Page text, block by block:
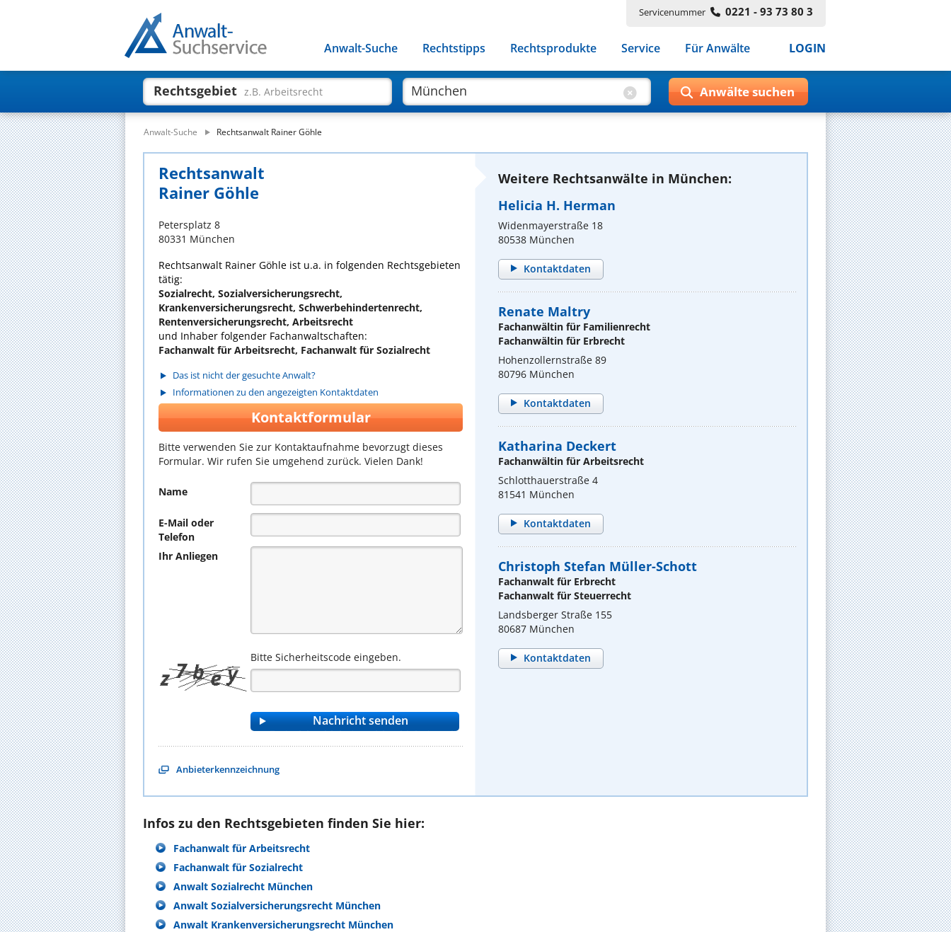
Servicenummer 0221 - 93 73 80 3
Anwalt-Suche Rechtstipps Rechtsprodukte Service Für Anwälte LOGIN
Rechtsgebiet z.B. Arbeitsrecht
Anwalt-Suche Rechtsanwalt Rainer Göhle
Rechtsanwalt
Rainer Göhle
Petersplatz 8
80331 München
Rechtsanwalt Rainer Göhle ist u.a. in folgenden Rechtsgebieten
tätig:
Sozialrecht, Sozialversicherungsrecht,
Krankenversicherungsrecht, Schwerbehindertenrecht,
Rentenversicherungsrecht, Arbeitsrecht
und Inhaber folgender Fachanwaltschaften:
Fachanwalt für Arbeitsrecht, Fachanwalt für Sozialrecht
Das ist nicht der gesuchte Anwalt?
Informationen zu den angezeigten Kontaktdaten
Kontaktformular
Bitte verwenden Sie zur Kontaktaufnahme bevorzugt dieses
Formular. Wir rufen Sie umgehend zurück. Vielen Dank!
Name
E-Mail oder
Telefon
Ihr Anliegen
Bitte Sicherheitscode eingeben.
Anbieterkennzeichnung
Weitere Rechtsanwälte in München:
Helicia H. Herman
Widenmayerstraße 18
80538 München
Kontaktdaten
Renate Maltry
Fachanwältin für Familienrecht
Fachanwältin für Erbrecht
Hohenzollernstraße 89
80796 München
Kontaktdaten
Katharina Deckert
Fachanwältin für Arbeitsrecht
Schlotthauerstraße 4
81541 München
Kontaktdaten
Christoph Stefan Müller-Schott
Fachanwalt für Erbrecht
Fachanwalt für Steuerrecht
Landsberger Straße 155
80687 München
Kontaktdaten
Infos zu den Rechtsgebieten finden Sie hier:
Fachanwalt für Arbeitsrecht
Fachanwalt für Sozialrecht
Anwalt Sozialrecht München
Anwalt Sozialversicherungsrecht München
Anwalt Krankenversicherungsrecht München